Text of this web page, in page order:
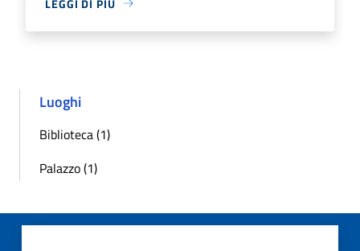
Luoghi
Biblioteca (1)
Palazzo (1)